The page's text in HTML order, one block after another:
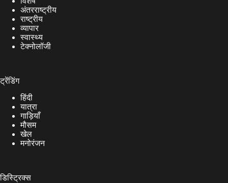
अंतरराष्ट्रीय
राष्ट्रीय
व्यापार
स्वास्थ्य
टेक्नोलॉजी
ट्रेंडिंग
हिंदी
यात्रा
गाड़ियाँ
मौसम
खेल
मनोरंजन
डिस्ट्रिक्स